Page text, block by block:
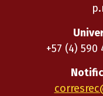
+57 (4) 590